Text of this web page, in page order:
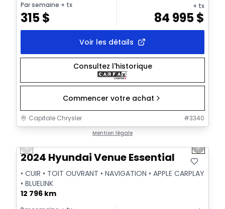
Par semaine + tx
315$
+ tx
84 995$
Voir les détails
Consultez l'historique
Commencer votre achat
Capitale Chrysler #3340
Mention légale
Previous slide Next
2024 Hyundai Venue Essential
• CUIR • TOIT OUVRANT • NAVIGATION • APPLE CARPLAY
• BLUELINK
12 796 km